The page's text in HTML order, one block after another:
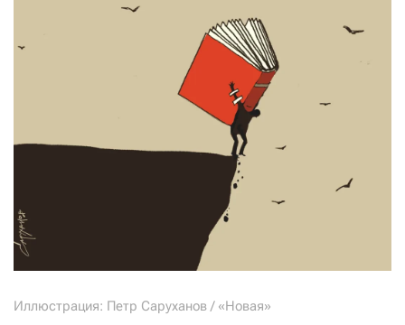
Иллюстрация: Петр Саруханов / «Новая»